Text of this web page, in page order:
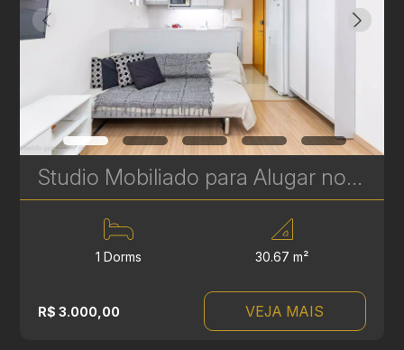
Studio Mobiliado para Alugar no Centro Cívico - 30 m² - Próximo ao Shopping Müller | Ref. 683
1 Dorms 30.67 m²
R$ 3.000,00 VEJA MAIS